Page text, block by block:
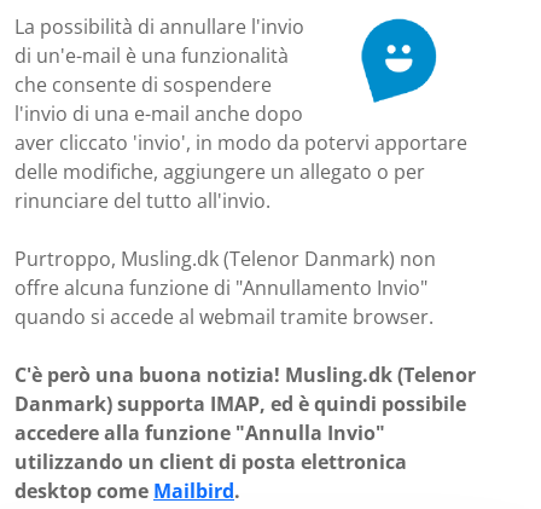
La possibilità di annullare l'invio
di un'e-mail è una funzionalità
che consente di sospendere
l'invio di una e-mail anche dopo
aver cliccato 'invio', in modo da potervi apportare
delle modifiche, aggiungere un allegato o per
rinunciare del tutto all'invio.
Purtroppo, Musling.dk (Telenor Danmark) non
offre alcuna funzione di "Annullamento Invio"
quando si accede al webmail tramite browser.
C'è però una buona notizia! Musling.dk (Telenor
Danmark) supporta IMAP, ed è quindi possibile
accedere alla funzione "Annulla Invio"
utilizzando un client di posta elettronica
desktop come Mailbird.